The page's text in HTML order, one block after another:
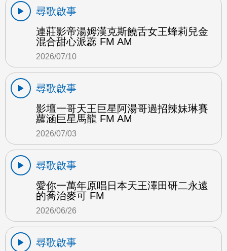
尋歌啟事
連莊影帝湯姆漢克斯饒舌女王蜂莉兒金
混合甜心派蕊 FM AM
2026/07/10
尋歌啟事
影壇一哥天王巨星阿湯哥過招辣妹琳賽
蘿涵巨星馬龍 FM AM
2026/07/03
尋歌啟事
愛你一萬年原唱日本天王澤田研二永遠
的喬治麥可 FM
2026/06/26
尋歌啟事